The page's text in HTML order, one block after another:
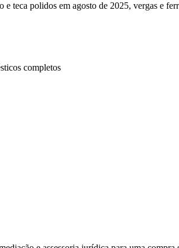
teca polidos em agosto de 2025, vergas e
completos